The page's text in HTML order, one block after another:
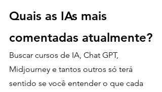
Quais as IAs mais
comentadas atualmente?
Buscar cursos de IA, Chat GPT,
Midjourney e tantos outros só terá
sentido se você entender o que cada